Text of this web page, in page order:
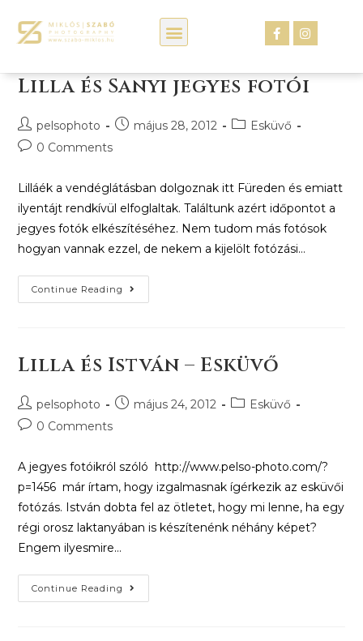
Lilla és Sanyi jegyes fotói
pelsophoto május 28, 2012
Esküvő
0 Comments
Lilláék a vendéglátásban dolgoznak itt Füreden és emiatt
ilyentájt rendkívül elfoglaltak. Találtunk azért időpontot a
jegyes fotók elkészítéséhez. Nem tudom más fotósok
hogyan vannak ezzel, de nekem a kijelölt fotózási…
Continue Reading
Lilla és István – Esküvő
pelsophoto május 24, 2012
Esküvő
0 Comments
A jegyes fotóikról szóló http://www.pelso-photo.com/?
p=1456 már írtam, hogy izgalmasnak ígérkezik az esküvői
fotózás. István dobta fel az ötletet, hogy mi lenne, ha egy
régi orosz laktanyában is készítenénk néhány képet?
Engem ilyesmire…
Continue Reading